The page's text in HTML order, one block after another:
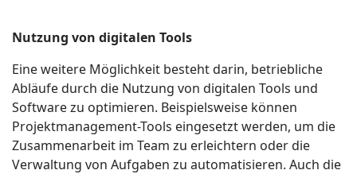
Nutzung von digitalen Tools
Eine weitere Möglichkeit besteht darin, betriebliche
Abläufe durch die Nutzung von digitalen Tools und
Software zu optimieren. Beispielsweise können
Projektmanagement-Tools eingesetzt werden, um die
Zusammenarbeit im Team zu erleichtern oder die
Verwaltung von Aufgaben zu automatisieren. Auch die